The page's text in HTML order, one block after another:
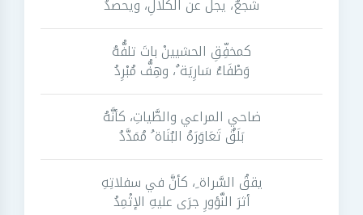
شجعٌ، يجلُّ عن الكلالِ، ويحصدُ
كمخفِّقِ الحشيينْ باتَ تلفُّهُ
وَطْفَاءُ سَارِيَة ٌ، وهِفُّ مُبْرِدُ
ضاحي المراعي والطَّياتِ، كأنَّهُ
بَلَقٌ تَعَاوَرَهُ البُنَاة ُ مُمَدَّدُ
يققُ السَّراة ِ، كأنَّ في سفلاتِهِ
أثرَ النَّؤورِ جرَى عليهِ الإثْمِدُ